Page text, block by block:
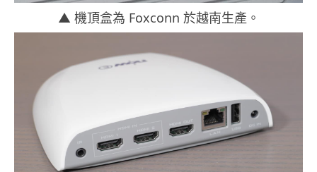
▲ 機頂盒為 Foxconn 於越南生產。